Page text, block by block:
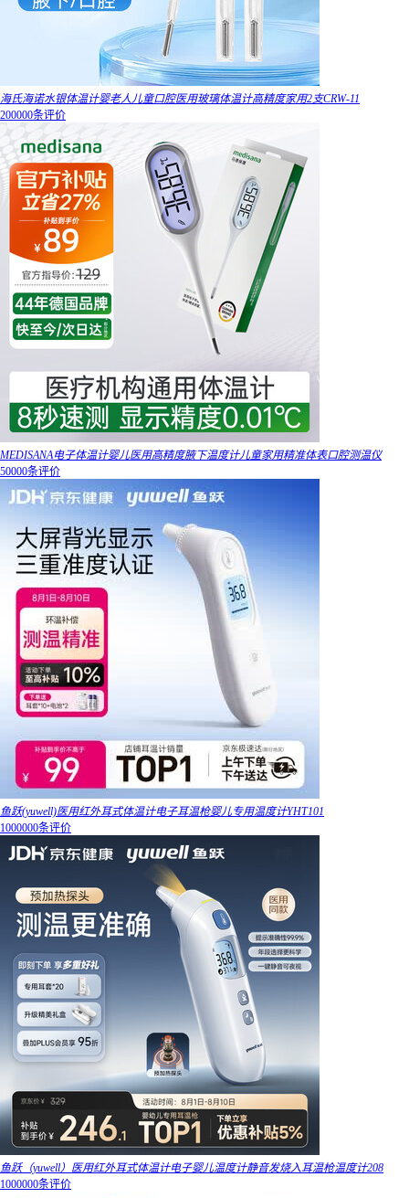
海氏海诺水银体温计婴老人儿童口腔医用玻璃体温计高精度家用2支CRW-11
200000条评价
MEDISANA电子体温计婴儿医用高精度腋下温度计儿童家用精准体表口腔测温仪
50000条评价
鱼跃(yuwell)医用红外耳式体温计电子耳温枪婴儿专用温度计YHT101
1000000条评价
鱼跃（yuwell）医用红外耳式体温计电子婴儿温度计静音发烧入耳温枪温度计208
1000000条评价